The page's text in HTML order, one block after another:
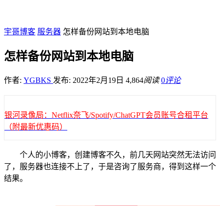
宇哥博客 服务器 怎样备份网站到本地电脑
怎样备份网站到本地电脑
作者: YGBKS 发布: 2022年2月19日 4,864阅读 0评论
银河录像局：Netflix奈飞/Spotify/ChatGPT会员账号合租平台
（附最新优惠码）
个人的小博客，创建博客不久，前几天网站突然无法访问
了，服务器也连接不上了，于是咨询了服务商，得到这样一个
结果。